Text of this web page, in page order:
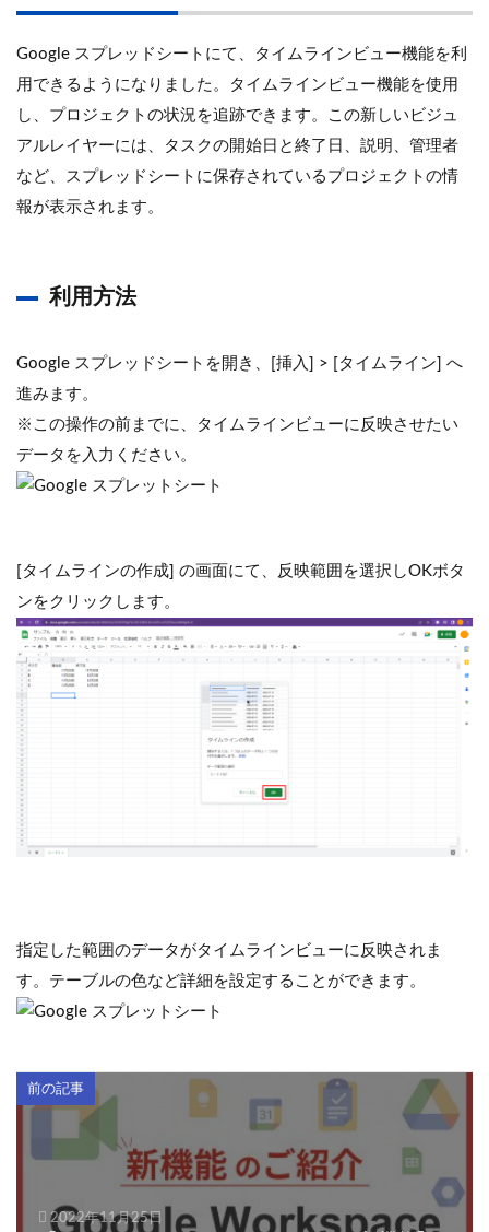
Google スプレッドシートにて、タイムラインビュー機能を利
用できるようになりました。タイムラインビュー機能を使用
し、プロジェクトの状況を追跡できます。この新しいビジュ
アルレイヤーには、タスクの開始日と終了日、説明、管理者
など、スプレッドシートに保存されているプロジェクトの情
報が表示されます。
利用方法
Google スプレッドシートを開き、[挿入] > [タイムライン] へ
進みます。
※この操作の前までに、タイムラインビューに反映させたい
データを入力ください。
[タイムラインの作成] の画面にて、反映範囲を選択しOKボタ
ンをクリックします。
指定した範囲のデータがタイムラインビューに反映されま
す。テーブルの色など詳細を設定することができます。
前の記事
2022年11月25日